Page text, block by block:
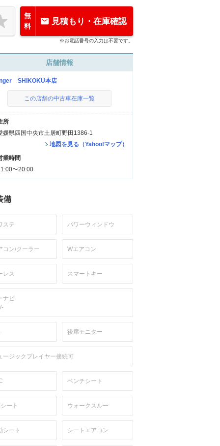
無
料
見積もり・在庫確認
※お電話番号の入力は不要です。
店舗情報
SHIKOKU本店
この店舗の中古車在庫一覧
所
媛県四国中央市土居町野田1386-1
地図を見る（Yahoo!マップ）
業時間
〜20:00
備
ステ パワーウィンドウ
コン/クーラー Wエアコン
レス スマートキー
ナビ
後席モニター
ージックプレイヤー接続可
ベンチシート
ート ウォークスルー
シート シートエアコン